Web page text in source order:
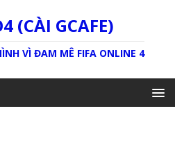
(CÀI GCAFE)
VÌ ĐAM MÊ FIFA ONLINE 4